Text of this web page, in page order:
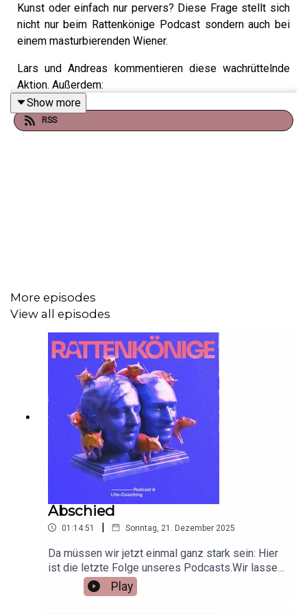
Kunst oder einfach nur pervers? Diese Frage stellt sich
nicht nur beim Rattenkönige Podcast sondern auch bei
einem masturbierenden Wiener.
Lars und Andreas kommentieren diese wachrüttelnde
Aktion. Außerdem:
Was hat ein Paar in Schweden der Nachwelt hinterlassen
und wie geht man mit multiplen Persönlichkeiten in einer
Show more
RSS
More episodes
View all episodes
Abschied
01:14:51 | Sonntag, 21. Dezember 2025
Da müssen wir jetzt einmal ganz stark sein: Hier
ist die letzte Folge unseres Podcasts.Wir lassen
nochmal unsere fast 10 Jahre als Duo Revue
passieren und tauchen ein in die letzten
Probleme unserer Hörer:Ein Escort hat sich
Play